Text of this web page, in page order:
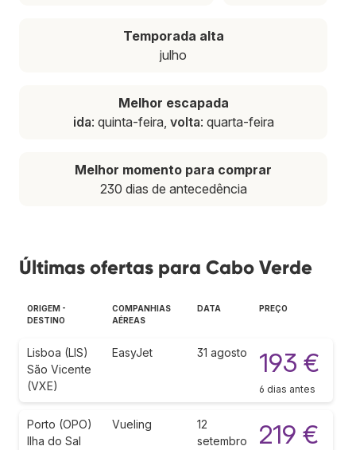
Temporada alta
julho
Melhor escapada
ida: quinta-feira, volta: quarta-feira
Melhor momento para comprar
230 dias de antecedência
Últimas ofertas para Cabo Verde
ORIGEM -
DESTINO
COMPANHIAS
AÉREAS
DATA PREÇO
Lisboa (LIS)
São Vicente
(VXE)
EasyJet 31 agosto 193 €
6 dias antes
Porto (OPO)
Ilha do Sal
Vueling
12
setembro
219 €